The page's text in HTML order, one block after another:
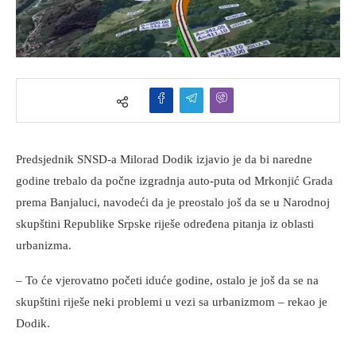
Predsjednik SNSD-a Milorad Dodik izjavio je da bi naredne
godine trebalo da počne izgradnja auto-puta od Mrkonjić Grada
prema Banjaluci, navodeći da je preostalo još da se u Narodnoj
skupštini Republike Srpske riješe određena pitanja iz oblasti
urbanizma.
– To će vjerovatno početi iduće godine, ostalo je još da se na
skupštini riješe neki problemi u vezi sa urbanizmom – rekao je
Dodik.